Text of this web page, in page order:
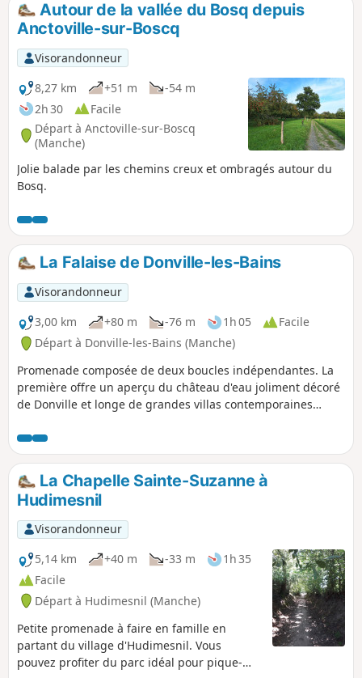
p
Autour de la vallée du Bosq depuis
Anctoville-sur-Boscq
Visorandonneur
8,27 km
+51 m
-54 m
2h 30
Facile
Départ à Anctoville-sur-Boscq
(Manche)
Jolie balade par les chemins creux et ombragés autour du
Bosq.
La Falaise de Donville-les-Bains
Visorandonneur
3,00 km
+80 m -76 m 1h 05
Facile
Départ à Donville-les-Bains (Manche)
Promenade composée de deux boucles indépendantes. La
première offre un aperçu du château d'eau joliment décoré
de Donville et longe de grandes villas contemporaines
plus intéressante, passe le long de la falaise avant de
grimper au sommet pour une vue étendue sur la mer et le
littoral. Dans les deux cas, un sentier très pentu sera
emprunté.
La Chapelle Sainte-Suzanne à
Hudimesnil
Visorandonneur
5,14 km
+40 m -33 m
1h 35
Facile
Départ à Hudimesnil (Manche)
Petite promenade à faire en famille en
partant du village d'Hudimesnil. Vous
pouvez profiter du parc idéal pour pique-